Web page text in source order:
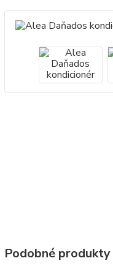
Podobné produkty